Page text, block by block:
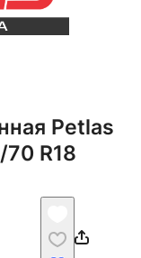
Petlas
70 R18